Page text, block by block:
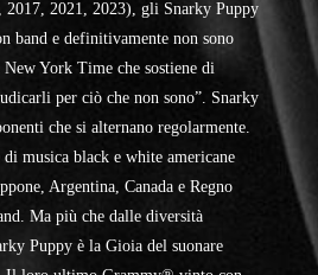
2017, 2021, 2023), gli Snarky Puppy
band e definitivamente non sono
York Time che sostiene di
per ciò che non sono”. Snarky
che si alternano regolarmente.
musica black e white americane
Argentina, Canada e Regno
Ma più che dalle diversità
Puppy è la Gioia del suonare